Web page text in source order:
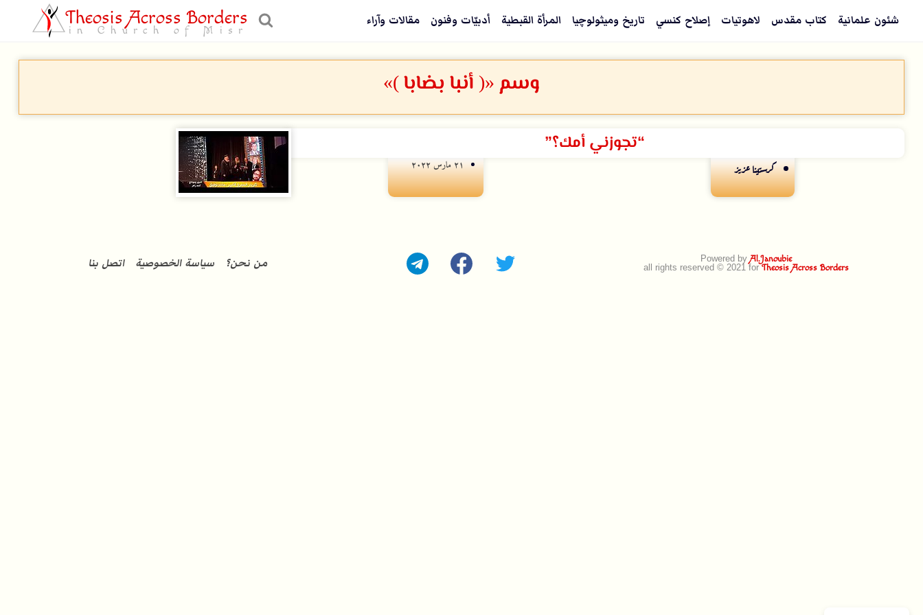
شئون علمانية كتاب مقدس لاهوتيات إصلاح كنسي تاريخ وميثولوچيا المرأة القبطية أدبيّات وفنون مقالات وآراء Theosis Across Borders
in Church of Misr
وسم «( أنبا بضابا )»
“تجوزني أمك؟”
كرستينا عزيز ۲۱ مارس ۲۰۲۲
Powered by Al.Janoubie
all rights reserved © 2021 forTheosis Across Borders من نحن؟ سياسة الخصوصية اتصل بنا